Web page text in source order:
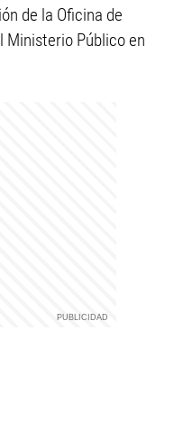
de la Oficina de
Ministerio Público en